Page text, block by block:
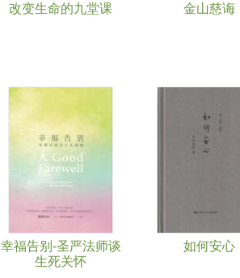
改变生命的九堂课 金山慈诲
幸福告别-圣严法师谈
生死关怀
如何安心